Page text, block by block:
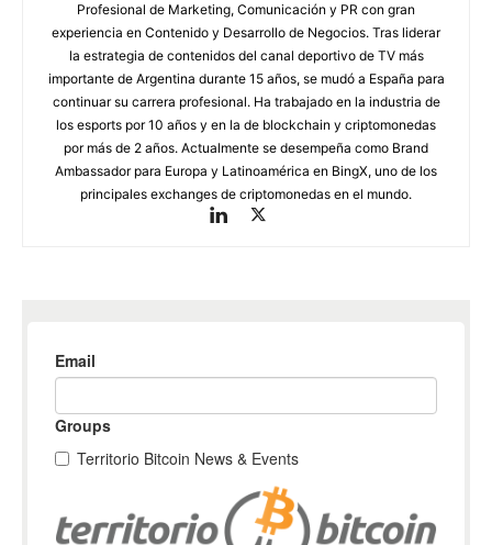
Profesional de Marketing, Comunicación y PR con gran
experiencia en Contenido y Desarrollo de Negocios. Tras liderar
la estrategia de contenidos del canal deportivo de TV más
importante de Argentina durante 15 años, se mudó a España para
continuar su carrera profesional. Ha trabajado en la industria de
los esports por 10 años y en la de blockchain y criptomonedas
por más de 2 años. Actualmente se desempeña como Brand
Ambassador para Europa y Latinoamérica en BingX, uno de los
principales exchanges de criptomonedas en el mundo.